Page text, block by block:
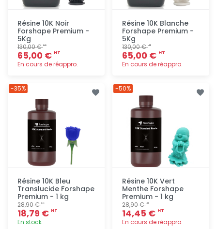
Résine 10K Noir
Forshape Premium -
5Kg
130,00 €HT
65,00 € HT
En cours de réappro.
Résine 10K Blanche
Forshape Premium -
5Kg
130,00 €HT
65,00 € HT
En cours de réappro.
Résine 10K Bleu
Translucide Forshape
Premium - 1 kg
28,90 €HT
18,79 € HT
En stock
-35%
Résine 10K Vert
Menthe Forshape
Premium - 1 kg
28,90 €HT
14,45 € HT
En cours de réappro.
-50%